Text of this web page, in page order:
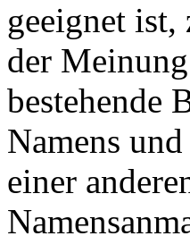
geeignet ist,
der
bestehende
Namens
einer